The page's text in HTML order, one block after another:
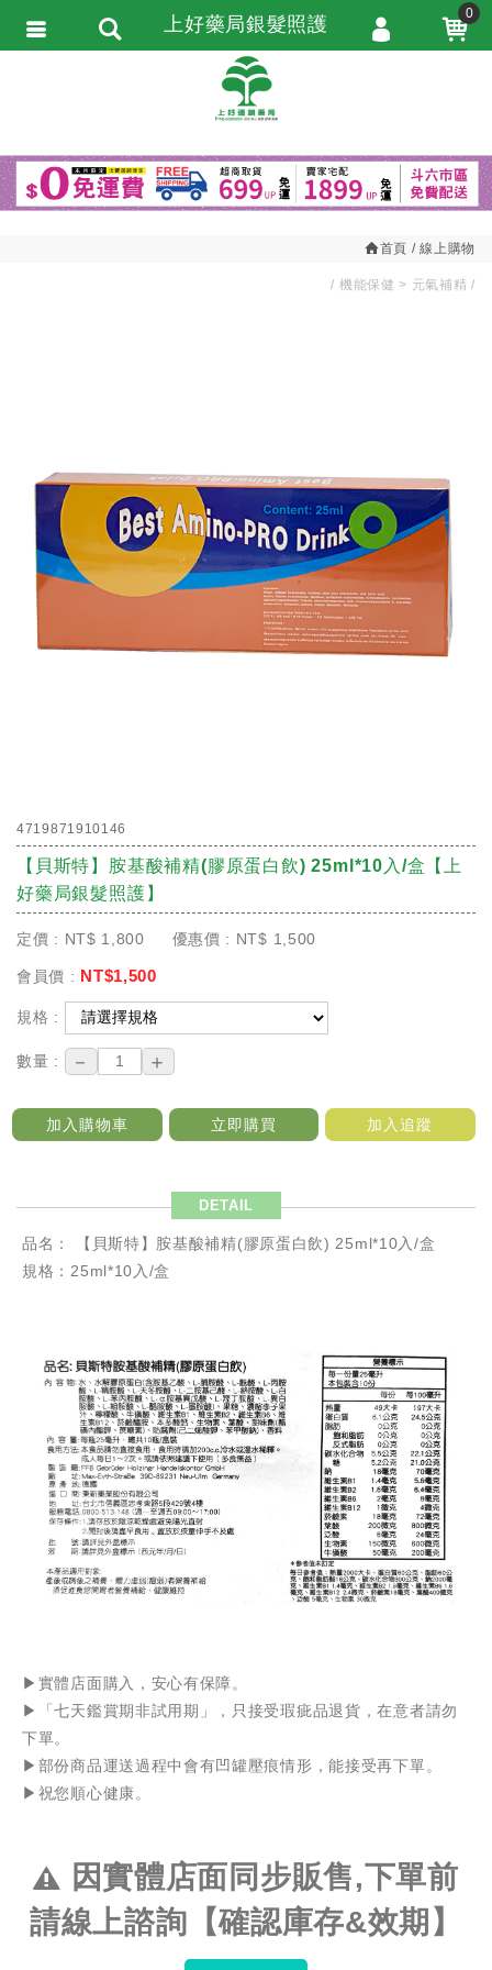
首頁 線上購物
機能保健 元氣補精
4719871910146
【貝斯特】胺基酸補精(膠原蛋白飲) 25ml*10入/盒【上
好藥局銀髮照護】
定價 : NT$ 1,800 優惠價 : NT$ 1,500
會員價 : NT$1,500
規格 :
數量 : － ＋
加入購物車 立即購買 加入追蹤
DETAIL
品名：
【貝斯特】胺基酸補精(膠原蛋白飲) 25ml*10入/盒
規格：25ml*10入/盒
▶️實體店面購入，安心有保障。
▶️「七天鑑賞期非試用期」，只接受瑕疵品退貨，在意者請勿
下單。
▶️部份商品運送過程中會有凹罐壓痕情形，能接受再下單。
▶️祝您順心健康。
因實體店面同步販售,下單前
請線上諮詢【確認庫存&效期】
上好藥局銀髮照護 0
會員登入
會員註冊
忘記密碼
訂單查詢
繁體中文